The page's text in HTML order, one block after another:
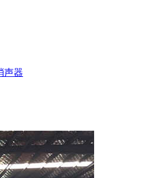
声器